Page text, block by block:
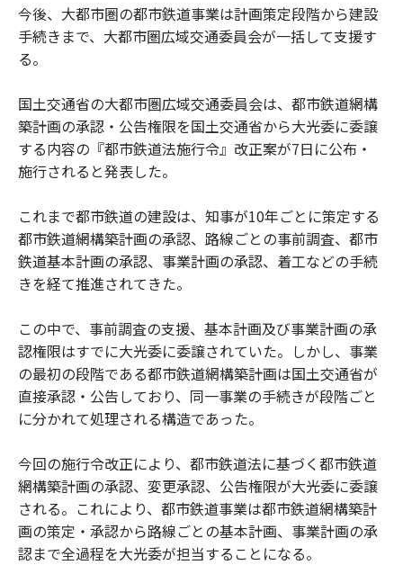
今後、大都市圏の都市鉄道事業は計画策定段階から建設
手続きまで、大都市圏広域交通委員会が一括して支援す
る。
国土交通省の大都市圏広域交通委員会は、都市鉄道網構
築計画の承認・公告権限を国土交通省から大光委に委譲
する内容の『都市鉄道法施行令』改正案が7日に公布・
施行されると発表した。
これまで都市鉄道の建設は、知事が10年ごとに策定する
都市鉄道網構築計画の承認、路線ごとの事前調査、都市
鉄道基本計画の承認、事業計画の承認、着工などの手続
きを経て推進されてきた。
この中で、事前調査の支援、基本計画及び事業計画の承
認権限はすでに大光委に委譲されていた。しかし、事業
の最初の段階である都市鉄道網構築計画は国土交通省が
直接承認・公告しており、同一事業の手続きが段階ごと
に分かれて処理される構造であった。
今回の施行令改正により、都市鉄道法に基づく都市鉄道
網構築計画の承認、変更承認、公告権限が大光委に委譲
される。これにより、都市鉄道事業は都市鉄道網構築計
画の策定・承認から路線ごとの基本計画、事業計画の承
認まで全過程を大光委が担当することになる。